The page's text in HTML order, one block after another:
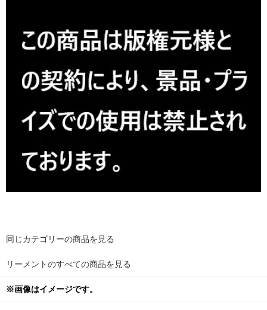
同じカテゴリーの商品を見る
リーメントのすべての商品を見る
※画像はイメージです。